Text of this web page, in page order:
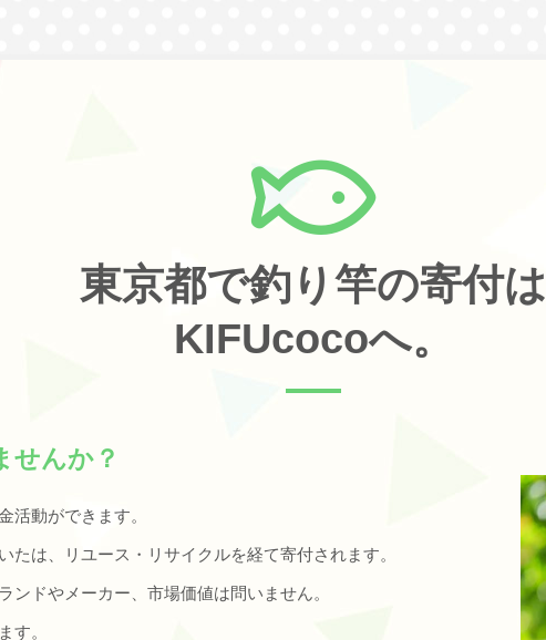
東京都で釣り竿の寄付は
KIFUcocoへ。
せんか？
活動ができます。
は、リユース・リサイクルを経て寄付されます。
ドやメーカー、市場価値は問いません。
す。